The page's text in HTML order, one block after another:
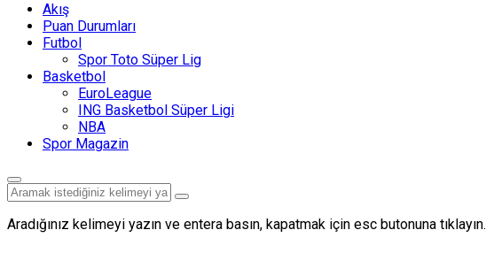
Akış
Puan Durumları
Futbol
Spor Toto Süper Lig
Basketbol
EuroLeague
ING Basketbol Süper Ligi
NBA
Spor Magazin
Aradığınız kelimeyi yazın ve entera basın, kapatmak için esc butonuna tıklayın.